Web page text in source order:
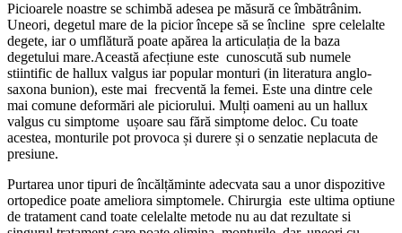
Picioarele noastre se schimbă adesea pe măsură ce îmbătrânim.
Uneori, degetul mare de la picior începe să se încline spre celelalte
degete, iar o umflătură poate apărea la articulația de la baza
degetului mare.Această afecțiune este cunoscută sub numele
stiintific de hallux valgus iar popular monturi (in literatura anglo-
saxona bunion), este mai frecventă la femei. Este una dintre cele
mai comune deformări ale piciorului. Mulți oameni au un hallux
valgus cu simptome ușoare sau fără simptome deloc. Cu toate
acestea, monturile pot provoca și durere și o senzatie neplacuta de
presiune.
Purtarea unor tipuri de încălțăminte adecvata sau a unor dispozitive
ortopedice poate ameliora simptomele. Chirurgia este ultima optiune
de tratament cand toate celelalte metode nu au dat rezultate si